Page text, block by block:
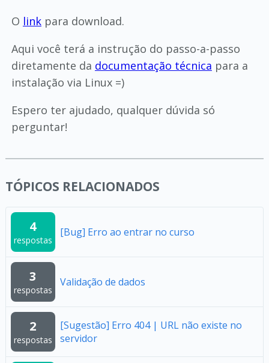
O linkpara download.
Aqui você terá a instrução do passo-a-passo
diretamente da documentação técnica para a
instalação via Linux =)
Espero ter ajudado, qualquer dúvida só
perguntar!
TÓPICOS RELACIONADOS
4
respostas
[Bug] Erro ao entrar no curso
3
respostas
Validação de dados
2
respostas
[Sugestão] Erro 404 | URL não existe no
servidor